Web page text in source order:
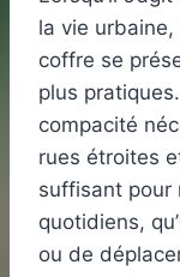
la vie urbaine,
coffre se
plus
compacité
rues étroites
suffisant pour
quotidiens,
ou de